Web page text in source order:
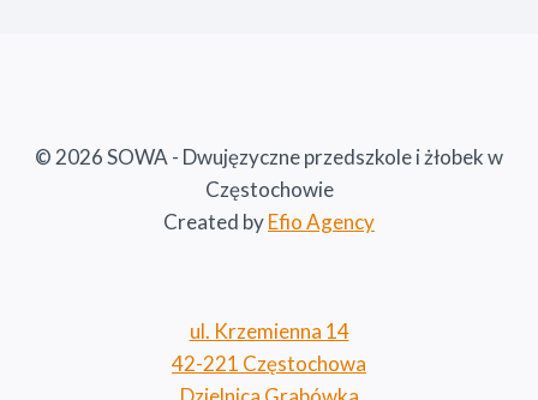
© 2026 SOWA - Dwujęzyczne przedszkole i żłobek w
Częstochowie
Created byEfio Agency
ul. Krzemienna 14
42-221 Częstochowa